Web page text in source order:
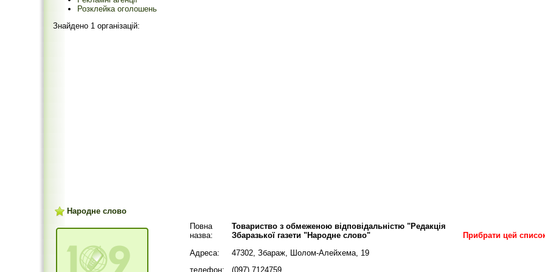
Розклейка оголошень
Знайдено 1 організацій:
Народне слово
Прибрати цей
Повна
назва:
Товариство з обмеженою відповідальністю "Редакція
Збаразької газети "Народне слово"
Адреса:
47302, Збараж, Шолом-Алейхема, 19
телефон:
(097) 7124759